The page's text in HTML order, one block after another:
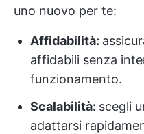
uno nuovo per te:
Affidabilità:
affidabili senza
funzionamento.
Scalabilità: scegli
adattarsi